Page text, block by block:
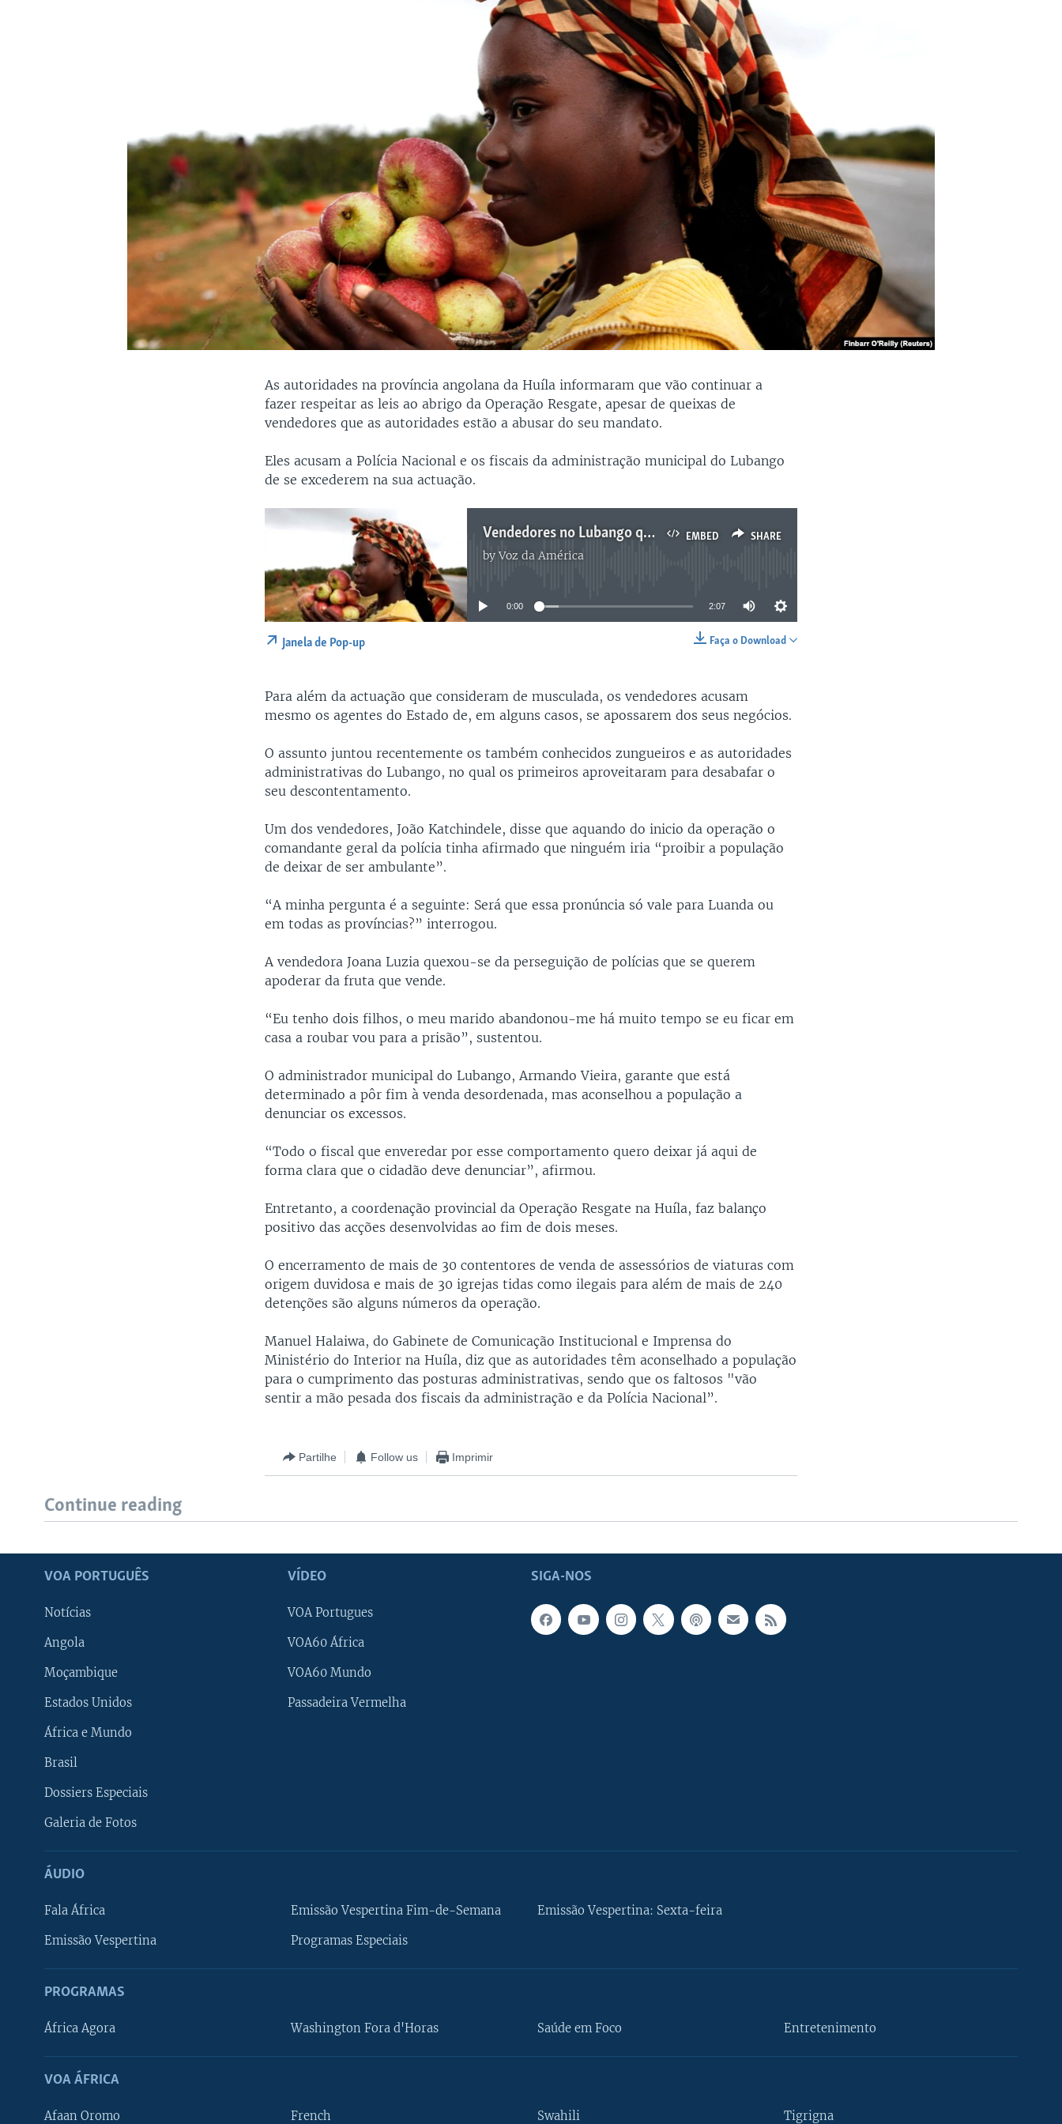
As autoridades na província angolana da Huíla informaram que vão continuar a
fazer respeitar as leis ao abrigo da Operação Resgate, apesar de queixas de
vendedores que as autoridades estão a abusar do seu mandato.
Eles acusam a Polícia Nacional e os fiscais da administração municipal do Lubango
de se excederem na sua actuação.
EMBED SHARE
Vendedores no Lubango queixam-se da Operaçao Resgate - 2:07
byVoz da América
No media source currently available
0:00 2:07
Faça o Download
Janela de Pop-up
Para além da actuação que consideram de musculada, os vendedores acusam
mesmo os agentes do Estado de, em alguns casos, se apossarem dos seus negócios.
O assunto juntou recentemente os também conhecidos zungueiros e as autoridades
administrativas do Lubango, no qual os primeiros aproveitaram para desabafar o
seu descontentamento.
Um dos vendedores, João Katchindele, disse que aquando do inicio da operação o
comandante geral da polícia tinha afirmado que ninguém iria “proibir a população
de deixar de ser ambulante”.
“A minha pergunta é a seguinte: Será que essa pronúncia só vale para Luanda ou
em todas as províncias?” interrogou.
A vendedora Joana Luzia quexou-se da perseguição de polícias que se querem
apoderar da fruta que vende.
“Eu tenho dois filhos, o meu marido abandonou-me há muito tempo se eu ficar em
casa a roubar vou para a prisão”, sustentou.
O administrador municipal do Lubango, Armando Vieira, garante que está
determinado a pôr fim à venda desordenada, mas aconselhou a população a
denunciar os excessos.
“Todo o fiscal que enveredar por esse comportamento quero deixar já aqui de
forma clara que o cidadão deve denunciar”, afirmou.
Entretanto, a coordenação provincial da Operação Resgate na Huíla, faz balanço
positivo das acções desenvolvidas ao fim de dois meses.
O encerramento de mais de 30 contentores de venda de assessórios de viaturas com
origem duvidosa e mais de 30 igrejas tidas como ilegais para além de mais de 240
detenções são alguns números da operação.
Manuel Halaiwa, do Gabinete de Comunicação Institucional e Imprensa do
Ministério do Interior na Huíla, diz que as autoridades têm aconselhado a população
para o cumprimento das posturas administrativas, sendo que os faltosos "vão
sentir a mão pesada dos fiscais da administração e da Polícia Nacional”.
Partilhe Follow us Imprimir
Continue reading
SIGA-NOS
VOA PORTUGUÊS
Notícias
Angola
Moçambique
Estados Unidos
África e Mundo
Brasil
Dossiers Especiais
Galeria de Fotos
VÍDEO
VOA Portugues
VOA60 África
VOA60 Mundo
Passadeira Vermelha
ÁUDIO
Fala África
Emissão Vespertina
Emissão Vespertina Fim-de-Semana
Programas Especiais
Emissão Vespertina: Sexta-feira
PROGRAMAS
África Agora Washington Fora d'Horas Saúde em Foco Entretenimento
VOA ÁFRICA
Afaan Oromo French Swahili Tigrigna